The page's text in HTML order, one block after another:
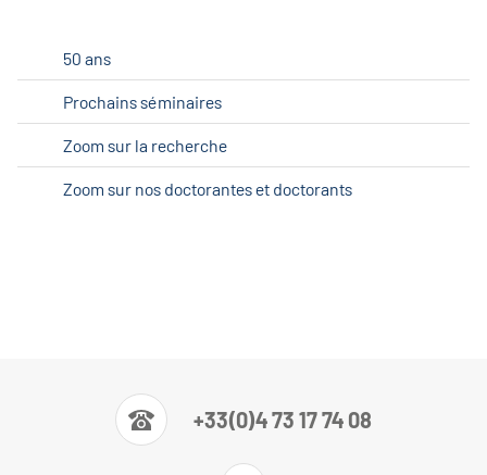
50 ans
Prochains séminaires
Zoom sur la recherche
Zoom sur nos doctorantes et doctorants
+33(0)4 73 17 74 08